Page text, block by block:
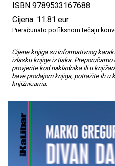
ISBN 9789533167688
Cijena: 11.81 eur
Preračunato po fiksnom tečaju
Cijene knjiga su informativnog
izlasku knjige iz tiska.
provjerite kod nakladnika ili u
bave prodajom knjiga, potražite ih u
knjižnicama.